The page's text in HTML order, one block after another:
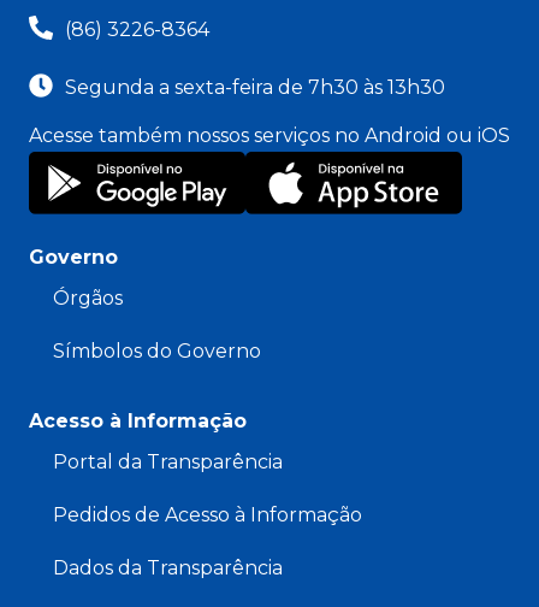
(86) 3226-8364
Segunda a sexta-feira de 7h30 às 13h30
Acesse também nossos serviços no Android ou iOS
Governo
Órgãos
Símbolos do Governo
Acesso à Informação
Portal da Transparência
Pedidos de Acesso à Informação
Dados da Transparência